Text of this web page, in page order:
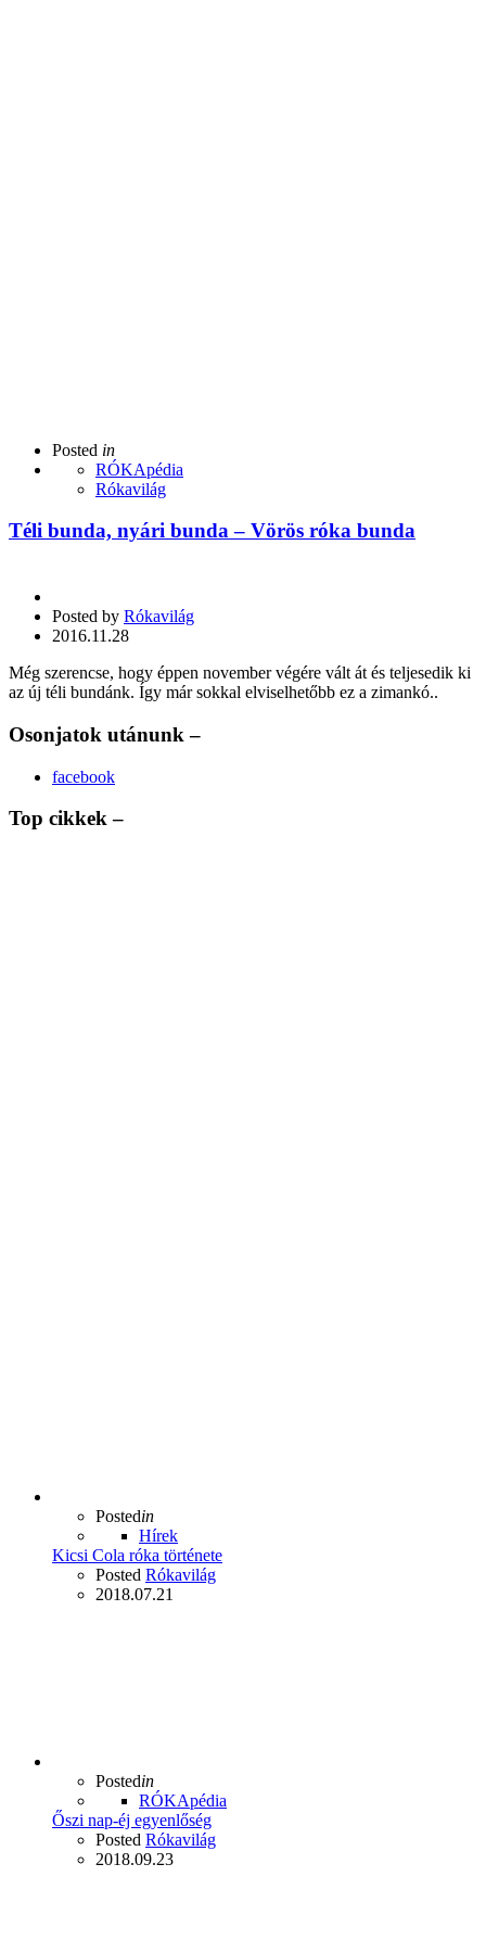
Posted in
RÓKApédia
Rókavilág
Téli bunda, nyári bunda – Vörös róka bunda
Posted by Rókavilág
2016.11.28
Még szerencse, hogy éppen november végére vált át és teljesedik ki
az új téli bundánk. Így már sokkal elviselhetőbb ez a zimankó..
Osonjatok utánunk –
facebook
Top cikkek –
Postedin
Hírek
Kicsi Cola róka története
Posted Rókavilág
2018.07.21
Postedin
RÓKApédia
Őszi nap-éj egyenlőség
Posted Rókavilág
2018.09.23